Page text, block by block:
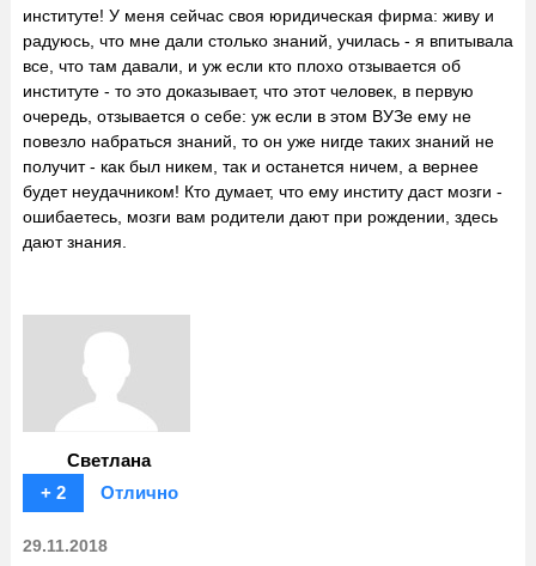
институте! У меня сейчас своя юридическая фирма: живу и
радуюсь, что мне дали столько знаний, училась - я впитывала
все, что там давали, и уж если кто плохо отзывается об
институте - то это доказывает, что этот человек, в первую
очередь, отзывается о себе: уж если в этом ВУЗе ему не
повезло набраться знаний, то он уже нигде таких знаний не
получит - как был никем, так и останется ничем, а вернее
будет неудачником! Кто думает, что ему институ даст мозги -
ошибаетесь, мозги вам родители дают при рождении, здесь
дают знания.
Светлана
+ 2
Отлично
29.11.2018